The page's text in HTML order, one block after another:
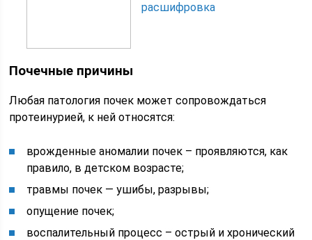
расшифровка
Почечные причины
Любая патология почек может сопровождаться
протеинурией, к ней относятся:
врожденные аномалии почек – проявляются, как
правило, в детском возрасте;
травмы почек — ушибы, разрывы;
опущение почек;
воспалительный процесс – острый и хронический